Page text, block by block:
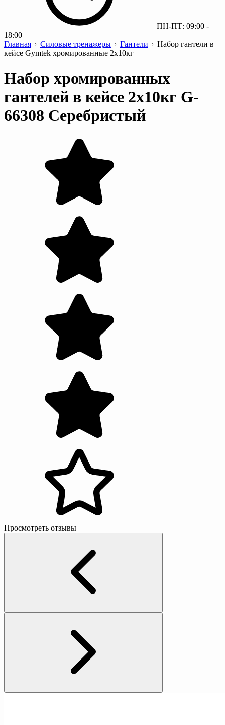
ПН-ПТ: 09:00 -
18:00
Главная
Силовые тренажеры Гантели
Набор гантели в
кейсе Gymtek хромированные 2х10кг
Набор хромированных
гантелей в кейсе 2x10кг G-
66308 Серебристый
Просмотреть отзывы